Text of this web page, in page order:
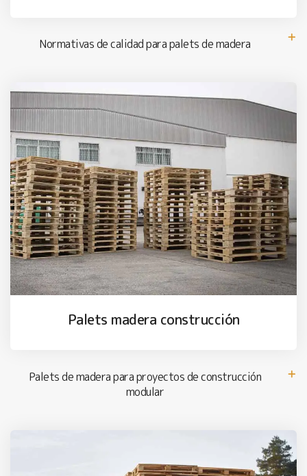
Normativas de calidad para palets de madera
Palets madera construcción
Palets de madera para proyectos de construcción
modular